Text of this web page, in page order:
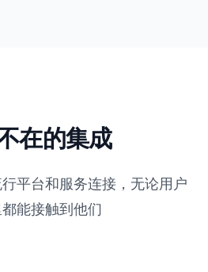
在的集成
平台和服务连接，无论用户
能接触到他们